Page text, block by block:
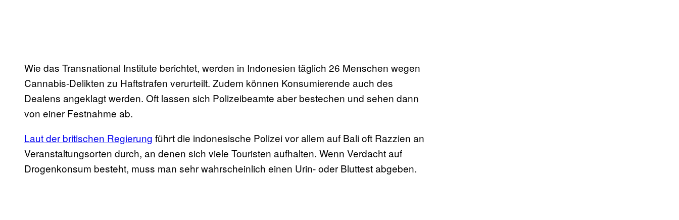
Wie das Transnational Institute berichtet, werden in Indonesien täglich 26 Menschen wegen
Cannabis-Delikten zu Haftstrafen verurteilt. Zudem können Konsumierende auch des
Dealens angeklagt werden. Oft lassen sich Polizeibeamte aber bestechen und sehen dann
von einer Festnahme ab.
Laut der britischen Regierung führt die indonesische Polizei vor allem auf Bali oft Razzien an
Veranstaltungsorten durch, an denen sich viele Touristen aufhalten. Wenn Verdacht auf
Drogenkonsum besteht, muss man sehr wahrscheinlich einen Urin- oder Bluttest abgeben.